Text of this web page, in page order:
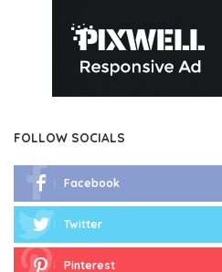
FOLLOW SOCIALS
Facebook
Twitter
Pinterest